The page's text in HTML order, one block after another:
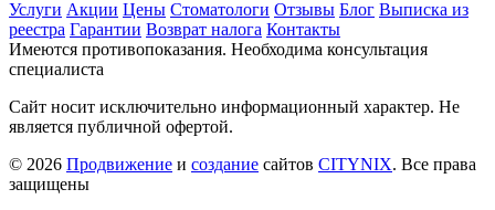
Услуги Акции Цены Стоматологи Отзывы Блог Выписка из
реестра Гарантии Возврат налога Контакты
Имеются противопоказания. Необходима консультация
специалиста
Сайт носит исключительно информационный характер. Не
является публичной офертой.
© 2026 Продвижение и создание сайтов CITYNIX. Все права
защищены